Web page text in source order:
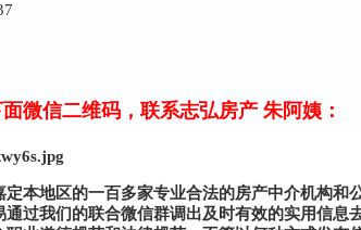
微信二维码，联系志弘房产 朱阿姨：
本地区的一百多家专业合法的房产中介机构
通过我们的联合微信群调出及时有效的实用信